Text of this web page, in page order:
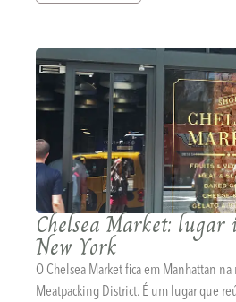
Chelsea Market:
New York
O Chelsea Market fica em Manhattan
Meatpacking District. É um lugar que